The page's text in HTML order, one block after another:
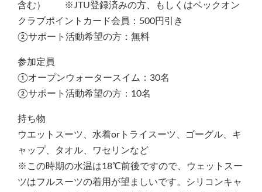
含む） ※JTU登録済みの方、もしくはベックオン
クラブポイントカード会員：500円引き
②サポート活動希望の方：無料
参加定員
①オープンウォータースイム：30名
②サポート活動希望の方：10名
持ち物
ウエットスーツ、水着orトライスーツ、ゴーグル、キ
ャップ、タオル、ワセリンなど
※この時期の水温は18℃前後ですので、ウェットスー
ツはフルスーツの着用が望ましいです。シリコンキャ